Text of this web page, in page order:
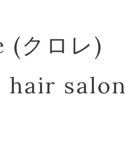
(クロレ)
hair salon